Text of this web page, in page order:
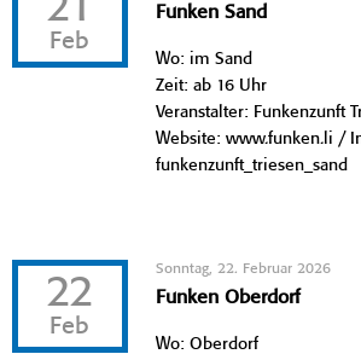
Feb
Funken Sand
Wo: im Sand
Zeit: ab 16 Uhr
Veranstalter: Funkenzunft
Website: www.funken.li /
funkenzunft_triesen_sand
22
Feb
Sonntag, 22. Februar 2026
Funken Oberdorf
Wo: Oberdorf